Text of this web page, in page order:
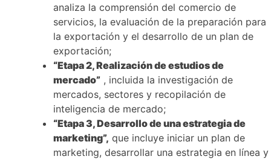
analiza la comprensión del comercio de
servicios, la evaluación de la preparación para
la exportación y el desarrollo de un plan de
exportación;
“Etapa 2, Realización de estudios de
mercado” , incluida la investigación de
mercados, sectores y recopilación de
inteligencia de mercado;
“Etapa 3, Desarrollo de una estrategia de
marketing”, que incluye iniciar un plan de
marketing, desarrollar una estrategia en línea y